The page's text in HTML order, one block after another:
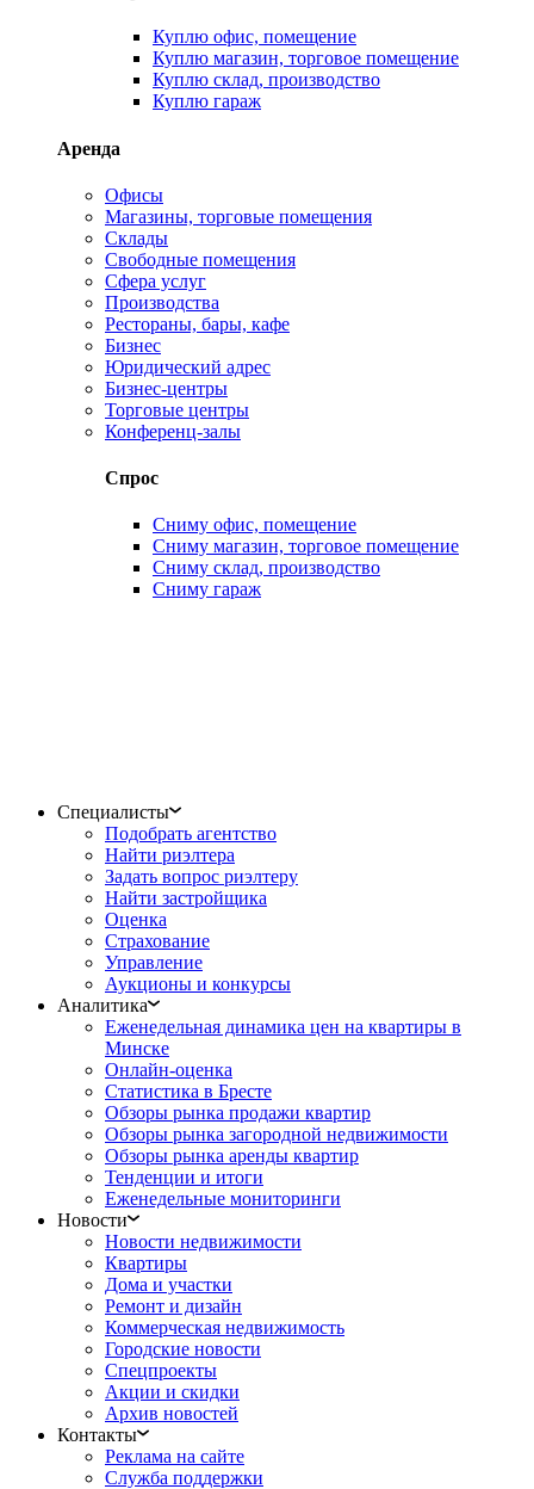
Куплю офис, помещение
Куплю магазин, торговое помещение
Куплю склад, производство
Куплю гараж
Аренда
Офисы
Магазины, торговые помещения
Склады
Свободные помещения
Сфера услуг
Производства
Рестораны, бары, кафе
Бизнес
Юридический адрес
Бизнес-центры
Торговые центры
Конференц-залы
Спрос
Сниму офис, помещение
Сниму магазин, торговое помещение
Сниму склад, производство
Сниму гараж
Специалисты
Подобрать агентство
Найти риэлтера
Задать вопрос риэлтеру
Найти застройщика
Оценка
Страхование
Управление
Аукционы и конкурсы
Аналитика
Еженедельная динамика цен на квартиры в
Минске
Онлайн-оценка
Статистика в Бресте
Обзоры рынка продажи квартир
Обзоры рынка загородной недвижимости
Обзоры рынка аренды квартир
Тенденции и итоги
Еженедельные мониторинги
Новости
Новости недвижимости
Квартиры
Дома и участки
Ремонт и дизайн
Коммерческая недвижимость
Городские новости
Спецпроекты
Акции и скидки
Архив новостей
Контакты
Реклама на сайте
Служба поддержки